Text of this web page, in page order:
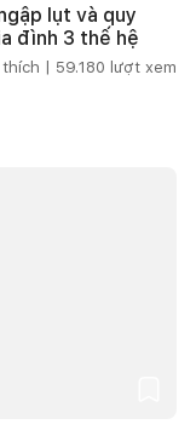
lụt và quy
đình 3 thế hệ
| 59.180 lượt xem